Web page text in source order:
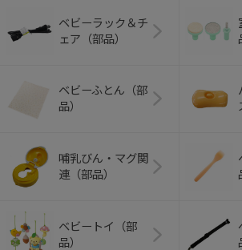
ベビーラック＆チ
ェア（部品）
ベビーふとん（部
品）
哺乳びん・マグ関
連（部品）
ベビートイ（部
品）